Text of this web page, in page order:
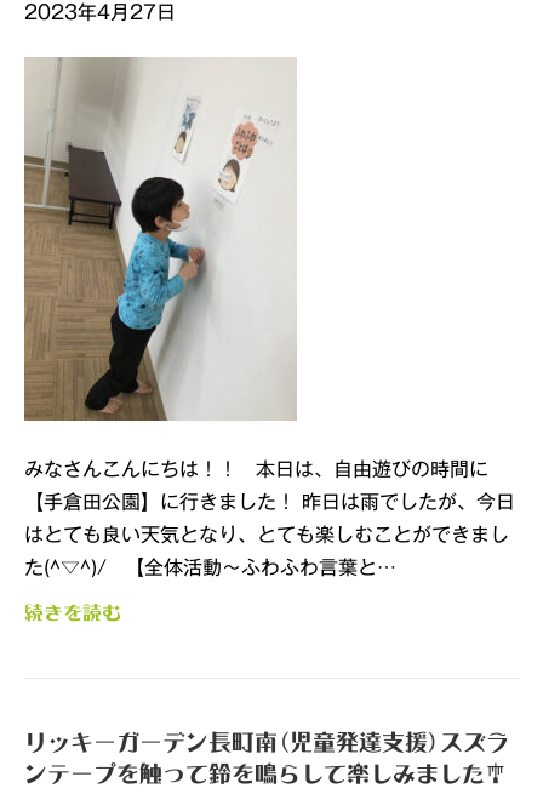
2023年4月27日
みなさんこんにちは！！ 本日は、自由遊びの時間に
【手倉田公園】に行きました！ 昨日は雨でしたが、今日
はとても良い天気となり、とても楽しむことができまし
た(^▽^)/ 【全体活動～ふわふわ言葉と…
続きを読む
リッキーガーデン長町南(児童発達支援)スズラ
ンテープを触って鈴を鳴らして楽しみました🎐